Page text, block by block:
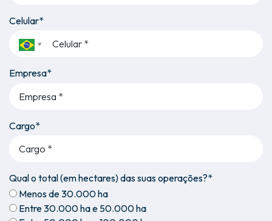
Celular*
Empresa*
Cargo*
Qual o total (em hectares) das suas operações?*
Menos de 30.000 ha
Entre 30.000 ha e 50.000 ha